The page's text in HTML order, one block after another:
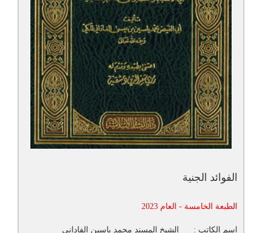
الفوائد الجنية
الطبعة الخامسة - العام 2023
اسم الكاتب :
الشيخ المسند محمد ياسين الفاداني